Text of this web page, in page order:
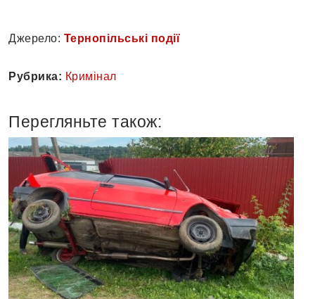
Джерело: Тернопільські події
Рубрика: Кримінал
Перегляньте також: